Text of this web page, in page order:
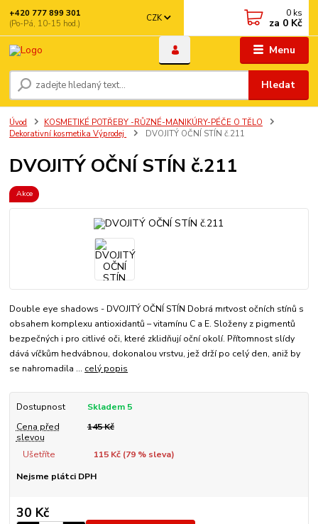
Menu
CZK
Hledat
+420 777 899 301
(Po-Pá, 10-15 hod.)
0 ks
za 0 Kč
Úvod
KOSMETIKÉ POTŘEBY -RŮZNÉ-MANIKÚRY-PÉČE O TĚLO
Dekorativní kosmetika Výprodej
DVOJITÝ OČNÍ STÍN č.211
DVOJITÝ OČNÍ STÍN č.211
Akce
Double eye shadows - DVOJITÝ OČNÍ STÍN Dobrá mrtvost očních stínů s
obsahem komplexu antioxidantů – vitamínu C a E. Složeny z pigmentů
bezpečných i pro citlivé oči, které zklidňují oční okolí. Přítomnost slídy
dává víčkům hedvábnou, dokonalou vrstvu, jež drží po celý den, aniž by
se nahromadila ... celý popis
Dostupnost
Skladem 5
Cena před
slevou
145 Kč
Ušetříte 115 Kč (79% sleva)
Nejsme plátci DPH
30 Kč